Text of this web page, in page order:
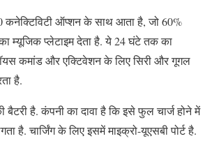
कनेक्टिविटी ऑप्शन के साथ आता है, जो 60%
म्यूजिक प्लेटाइम देता है. ये 24 घंटे तक का
कमांड और एक्टिवेशन के लिए सिरी और गूगल
है.
है. कंपनी का दावा है कि इसे फुल चार्ज होने में
है. चार्जिंग के लिए इसमें माइक्रो-यूएसबी पोर्ट है.